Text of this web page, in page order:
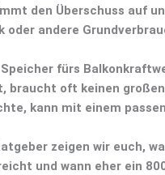
den Überschuss auf
oder andere
Speicher fürs
braucht oft keinen
kann mit einem
zeigen wir euch,
und wann eher ein